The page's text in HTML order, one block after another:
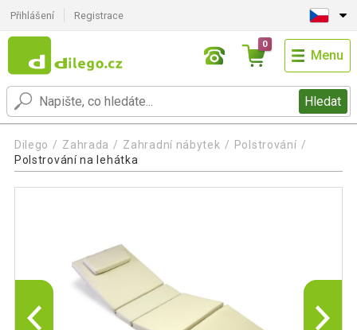
Přihlášení Registrace
Hledat
0
Menu
Dilego Zahrada Zahradní nábytek
Polstrování
Polstrování na lehátka